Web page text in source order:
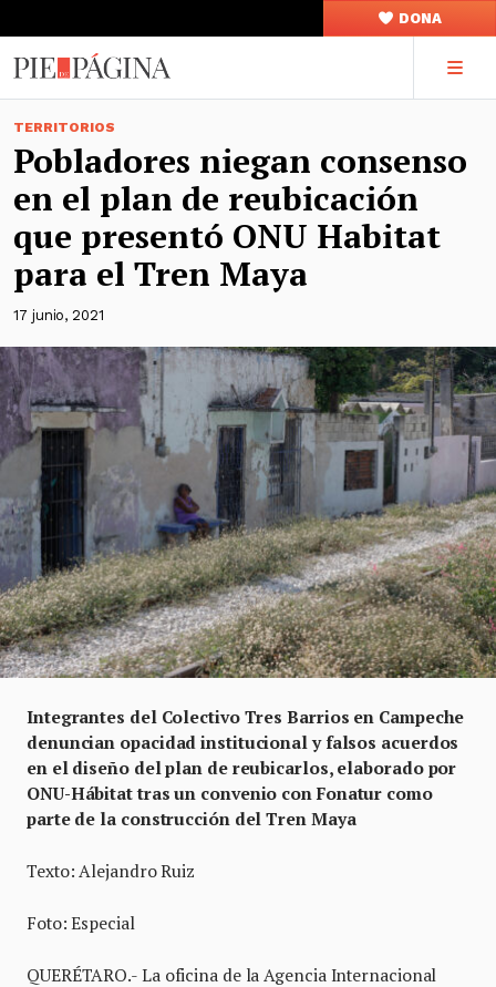
DONA
TERRITORIOS
Pobladores niegan consenso
en el plan de reubicación
que presentó ONU Habitat
para el Tren Maya
17 junio, 2021
Integrantes del Colectivo Tres Barrios en Campeche
denuncian opacidad institucional y falsos acuerdos
en el diseño del plan de reubicarlos, elaborado por
ONU-Hábitat tras un convenio con Fonatur como
parte de la construcción del Tren Maya
Texto: Alejandro Ruiz
Foto: Especial
QUERÉTARO.- La oficina de la Agencia Internacional